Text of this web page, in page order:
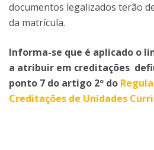
documentos legalizados terão
da matrícula.
Informa-se que é aplicado o
a atribuir em creditações
ponto 7 do artigo 2º do
Creditações de Unidades